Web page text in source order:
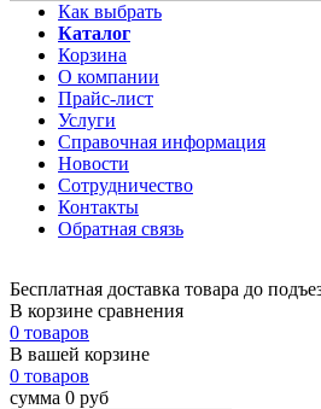
Как выбрать
Каталог
Корзина
О компании
Прайс-лист
Услуги
Справочная информация
Новости
Сотрудничество
Контакты
Обратная связь
Бесплатная доставка товара до
В корзине сравнения
0 товаров
В вашей корзине
0 товаров
сумма 0 руб